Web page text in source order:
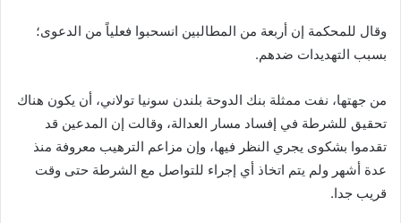
وقال للمحكمة إن أربعة من المطالبين انسحبوا فعلياً من الدعوى؛
بسبب التهديدات ضدهم.
من جهتها، نفت ممثلة بنك الدوحة بلندن سونيا تولاني، أن يكون هناك
تحقيق للشرطة في إفساد مسار العدالة، وقالت إن المدعين قد
تقدموا بشكوى يجري النظر فيها، وإن مزاعم الترهيب معروفة منذ
عدة أشهر ولم يتم اتخاذ أي إجراء للتواصل مع الشرطة حتى وقت
قريب جدا.